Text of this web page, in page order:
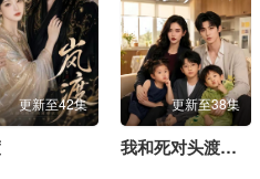
20260523徐艺洋个人舞台合集
20260523许馨文个人舞台合集
20260523颜安个人舞台合集
20260523姚弛个人舞台合集
20260619中
20260626上
更新至42集 更新至38集
我和死对头渡劫失败，醒来多了三个娃